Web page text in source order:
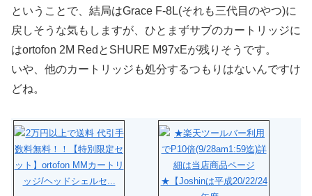
ということで、結局はGrace F-8L(それも三代目のやつ)に
戻しそうな気もしますが、ひとまずサブのカートリッジに
はortofon 2M RedとSHURE M97xEが残りそうです。
いや、他のカートリッジも処分するつもりはないんですけ
どね。